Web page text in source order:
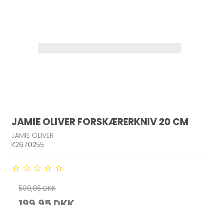
JAMIE OLIVER FORSKÆRERKNIV 20 CM
JAMIE OLIVER
K2670255
599,95 DKK